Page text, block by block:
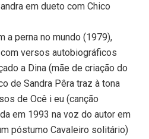
em dueto com Chico
a perna no mundo (1979),
versos autobiográficos
a Dina (mãe de criação do
de Sandra Pêra traz à tona
de Ocê i eu (canção
em 1993 na voz do autor em
póstumo Cavaleiro solitário)